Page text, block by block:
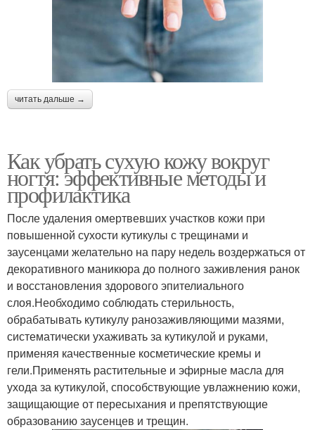
читать дальше →
Как убрать сухую кожу вокруг
ногтя: эффективные методы и
профилактика
После удаления омертвевших участков кожи при
повышенной сухости кутикулы с трещинами и
заусенцами желательно на пару недель воздержаться от
декоративного маникюра до полного заживления ранок
и восстановления здорового эпителиального
слоя.Необходимо соблюдать стерильность,
обрабатывать кутикулу ранозаживляющими мазями,
систематически ухаживать за кутикулой и руками,
применяя качественные косметические кремы и
гели.Применять растительные и эфирные масла для
ухода за кутикулой, способствующие увлажнению кожи,
защищающие от пересыхания и препятствующие
образованию заусенцев и трещин.